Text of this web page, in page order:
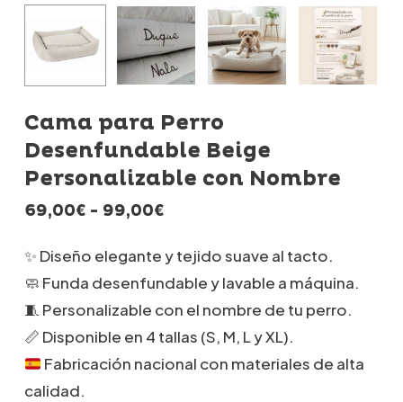
Cama para Perro
Desenfundable Beige
Personalizable con Nombre
69,00€ - 99,00€Rango
precios:
69,00€
hasta
99,00€
✨ Diseño elegante y tejido suave al tacto.
🧼 Funda desenfundable y lavable a máquina.
🧵 Personalizable con el nombre de tu perro.
📏 Disponible en 4 tallas (S, M, L y XL).
Fabricación nacional con materiales de alta
calidad.